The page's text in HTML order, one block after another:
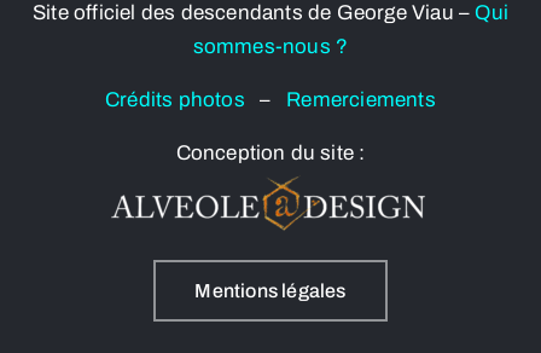
Site officiel des descendants de George Viau – Qui
sommes-nous ?
Crédits photos– Remerciements
Conception du site :
Mentions légales